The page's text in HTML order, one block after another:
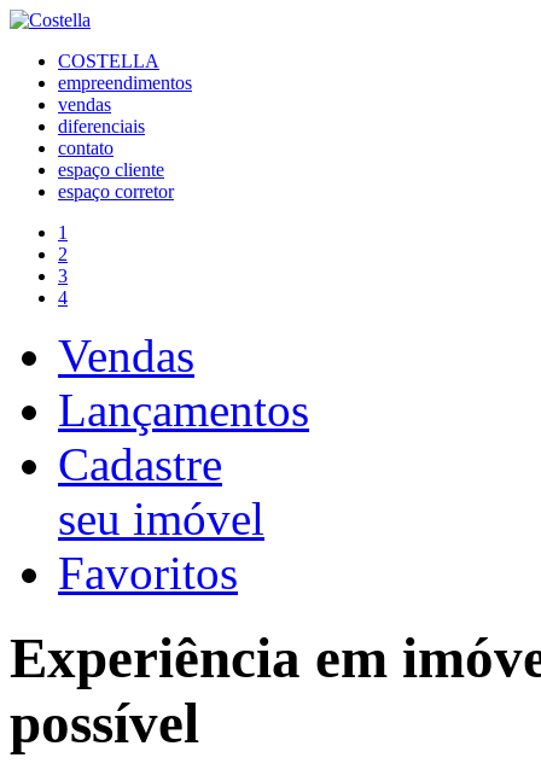
COSTELLA
empreendimentos
vendas
diferenciais
contato
espaço cliente
espaço corretor
1
2
3
4
Vendas
Lançamentos
Cadastre
seu imóvel
Favoritos
Experiência em
possível